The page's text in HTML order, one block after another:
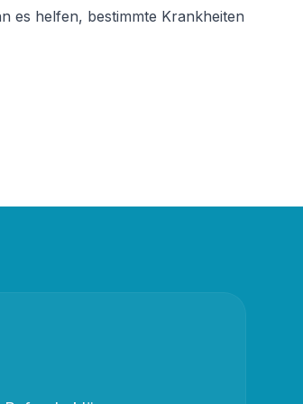
es helfen, bestimmte Krankheiten